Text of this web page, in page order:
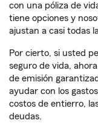
con una póliza de
tiene opciones y
ajustan a casi todas
Por cierto, si usted
seguro de vida,
de emisión
ayudar con los
costos de entierro,
deudas.